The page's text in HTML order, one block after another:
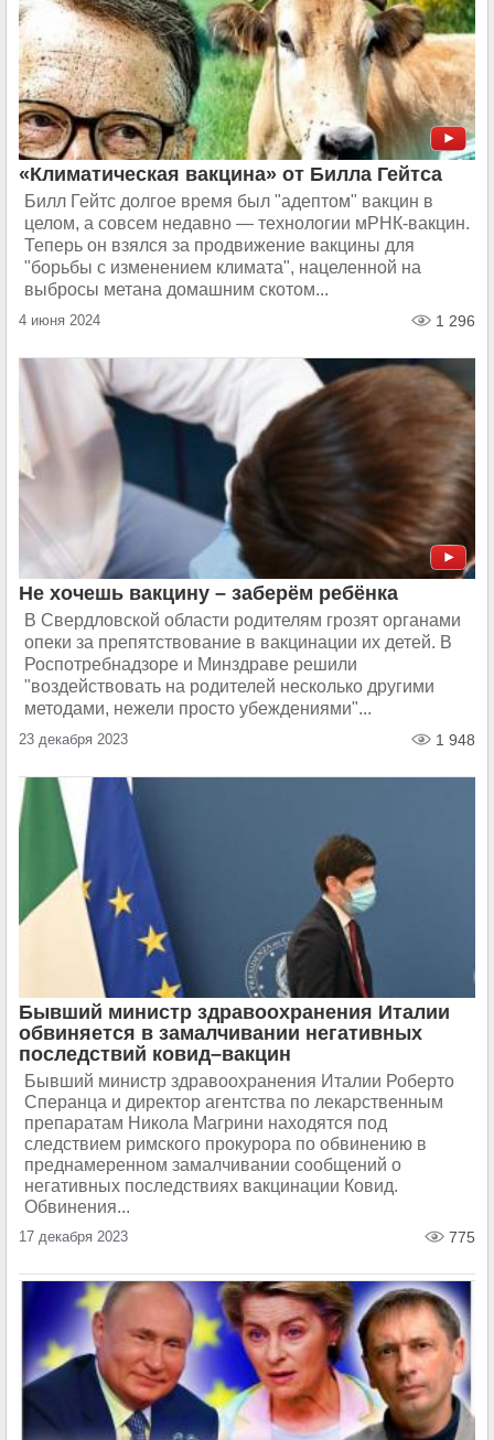
«Климатическая вакцина» от Билла Гейтса
Билл Гейтс долгое время был "адептом" вакцин в
целом, а совсем недавно — технологии мРНК-вакцин.
Теперь он взялся за продвижение вакцины для
"борьбы с изменением климата", нацеленной на
выбросы метана домашним скотом...
4 июня 2024 1 296
Не хочешь вакцину – заберём ребёнка
В Свердловской области родителям грозят органами
опеки за препятствование в вакцинации их детей. В
Роспотребнадзоре и Минздраве решили
"воздействовать на родителей несколько другими
методами, нежели просто убеждениями"...
23 декабря 2023 1 948
Бывший министр здравоохранения Италии
обвиняется в замалчивании негативных
последствий ковид–вакцин
Бывший министр здравоохранения Италии Роберто
Сперанца и директор агентства по лекарственным
препаратам Никола Магрини находятся под
следствием римского прокурора по обвинению в
преднамеренном замалчивании сообщений о
негативных последствиях вакцинации Ковид.
Обвинения...
17 декабря 2023 775